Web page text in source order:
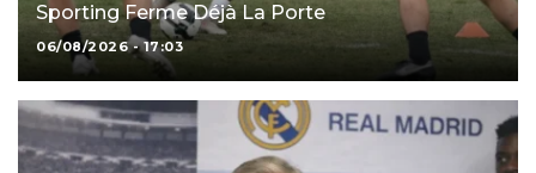
Sporting Ferme Déjà La Porte
06/08/2026 - 17:03